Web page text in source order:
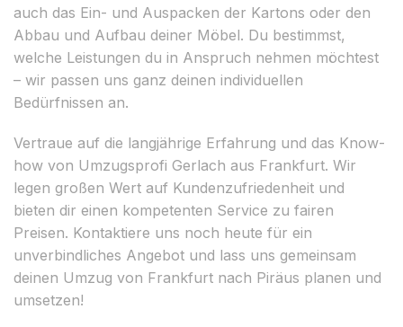
auch das Ein- und Auspacken der Kartons oder den
Abbau und Aufbau deiner Möbel. Du bestimmst,
welche Leistungen du in Anspruch nehmen möchtest
– wir passen uns ganz deinen individuellen
Bedürfnissen an.
Vertraue auf die langjährige Erfahrung und das Know-
how von Umzugsprofi Gerlach aus Frankfurt. Wir
legen großen Wert auf Kundenzufriedenheit und
bieten dir einen kompetenten Service zu fairen
Preisen. Kontaktiere uns noch heute für ein
unverbindliches Angebot und lass uns gemeinsam
deinen Umzug von Frankfurt nach Piräus planen und
umsetzen!